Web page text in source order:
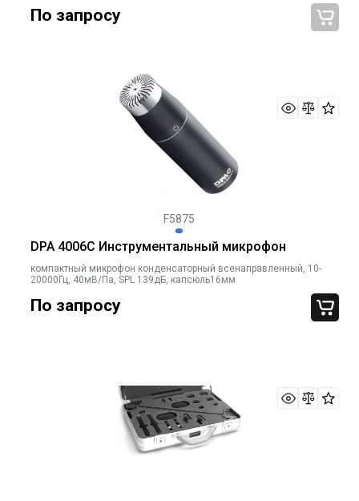
По запросу
F5875
DPA 4006C Инструментальный микрофон
компактный микрофон конденсаторный всенаправленный, 10-
20000Гц, 40мВ/Па, SPL 139дБ, капсюль16мм
По запросу